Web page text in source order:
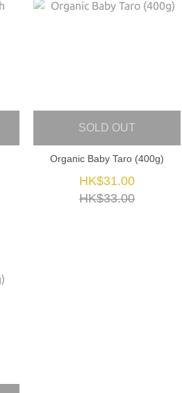
SOLD OUT
Organic Baby Taro (400g)
HK$31.00
HK$33.00